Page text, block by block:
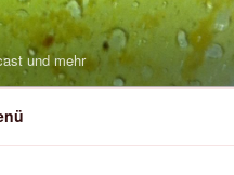
und mehr